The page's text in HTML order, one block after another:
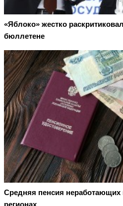
«Яблоко» жестко
бюллетене
Средняя пенсия
регионах